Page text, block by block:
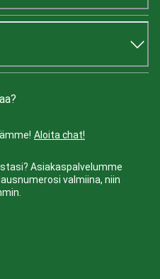
Aloita chat!
Asiakaspalvelumme
valmiina, niin